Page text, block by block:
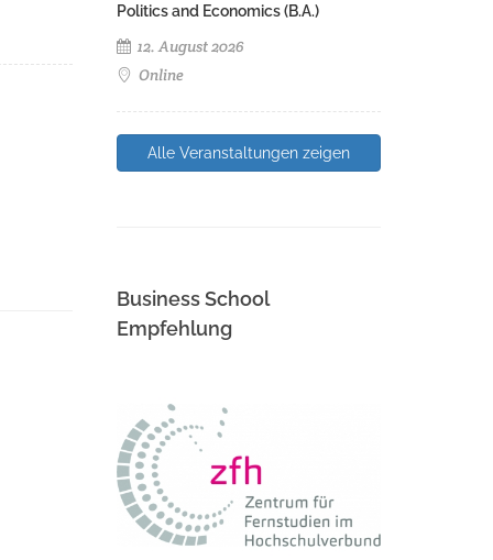
Politics and Economics (B.A.)
12. August 2026
Online
Alle Veranstaltungen zeigen
Business School
Empfehlung